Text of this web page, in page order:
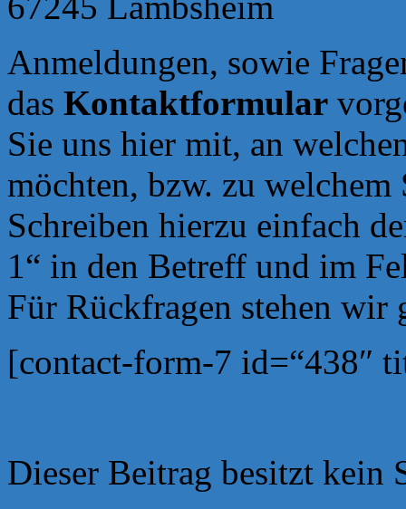
Anmeldungen, sowie
das Kontaktformular
Sie uns hier mit, an
möchten, bzw. zu welchem
Schreiben hierzu einfach
1“ in den Betreff und im
Für Rückfragen stehen wir
[contact-form-7 id=“438″
Dieser Beitrag besitzt kein